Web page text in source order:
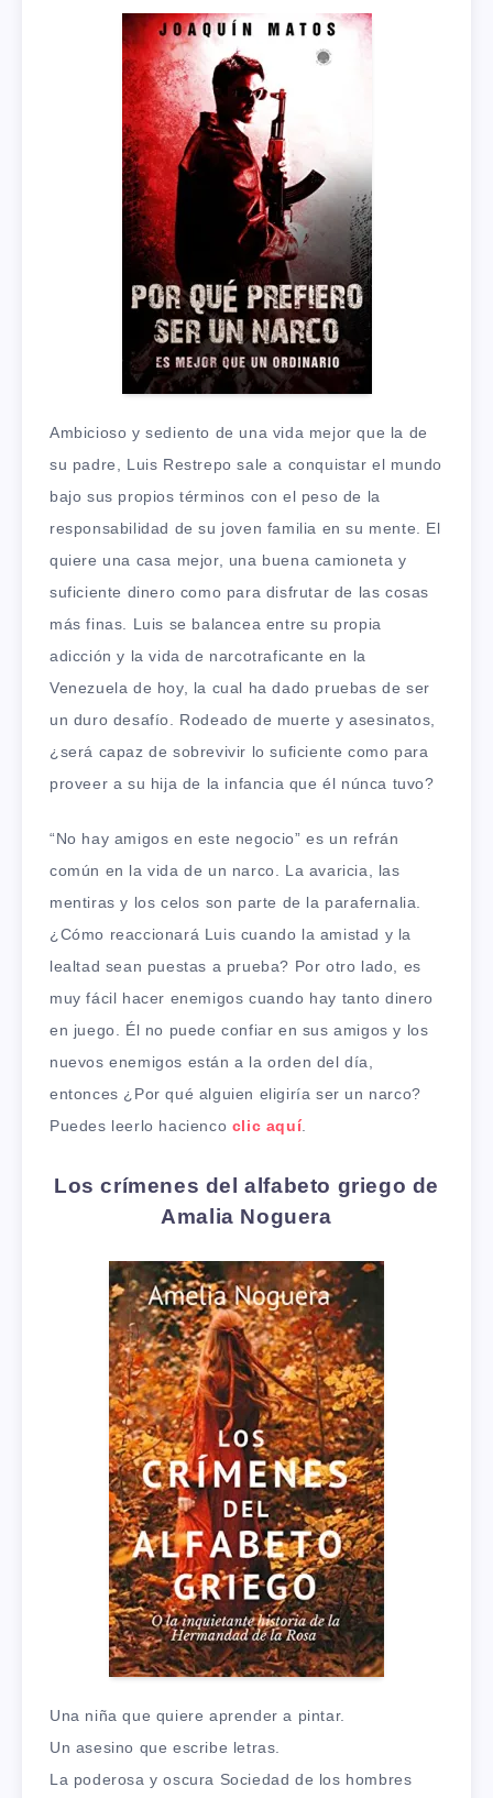
Ambicioso y sediento de una vida mejor que la de
su padre, Luis Restrepo sale a conquistar el mundo
bajo sus propios términos con el peso de la
responsabilidad de su joven familia en su mente. El
quiere una casa mejor, una buena camioneta y
suficiente dinero como para disfrutar de las cosas
más finas. Luis se balancea entre su propia
adicción y la vida de narcotraficante en la
Venezuela de hoy, la cual ha dado pruebas de ser
un duro desafío. Rodeado de muerte y asesinatos,
¿será capaz de sobrevivir lo suficiente como para
proveer a su hija de la infancia que él núnca tuvo?
“No hay amigos en este negocio” es un refrán
común en la vida de un narco. La avaricia, las
mentiras y los celos son parte de la parafernalia.
¿Cómo reaccionará Luis cuando la amistad y la
lealtad sean puestas a prueba? Por otro lado, es
muy fácil hacer enemigos cuando hay tanto dinero
en juego. Él no puede confiar en sus amigos y los
nuevos enemigos están a la orden del día,
entonces ¿Por qué alguien eligiría ser un narco?
Puedes leerlo hacienco clic aquí.
Los crímenes del alfabeto griego de
Amalia Noguera
Una niña que quiere aprender a pintar.
Un asesino que escribe letras.
La poderosa y oscura Sociedad de los hombres